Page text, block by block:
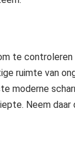
te
ruimte van
moderne
Neem